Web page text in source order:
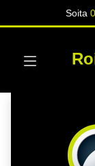
Soita